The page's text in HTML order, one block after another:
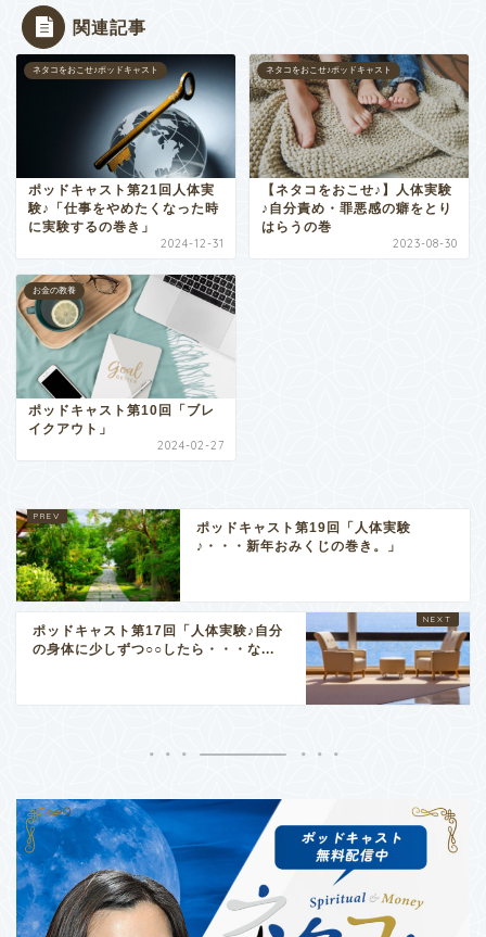
関連記事
ネタコをおこせ♪ポッドキャスト
ポッドキャスト第21回人体実
験♪「仕事をやめたくなった時
に実験するの巻き」
2024-12-31
ネタコをおこせ♪ポッドキャスト
【ネタコをおこせ♪】人体実験
♪自分責め・罪悪感の癖をとり
はらうの巻
2023-08-30
お金の教養
ポッドキャスト第10回「ブレ
イクアウト」
2024-02-27
ポッドキャスト第19回「人体実験
♪・・・新年おみくじの巻き。」
ポッドキャスト第17回「人体実験♪自分
の身体に少しずつ○○したら・・・な...